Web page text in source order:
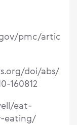
pmc/artic
doi/abs/
160812
eat-
eating/